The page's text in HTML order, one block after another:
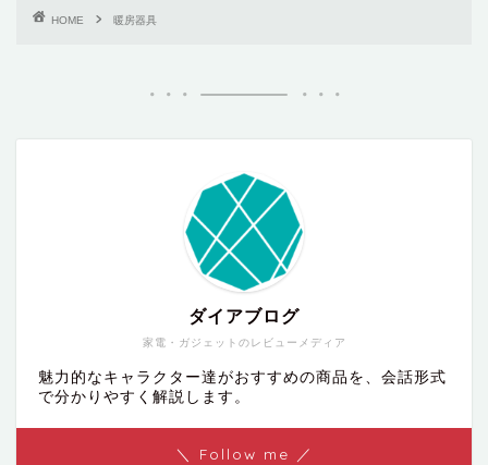
HOME 暖房器具
家電・ガジェットのレビューメディア
ダイアブログ
魅力的なキャラクター達がおすすめの商品を、会話形式
で分かりやすく解説します。
＼ Follow me ／